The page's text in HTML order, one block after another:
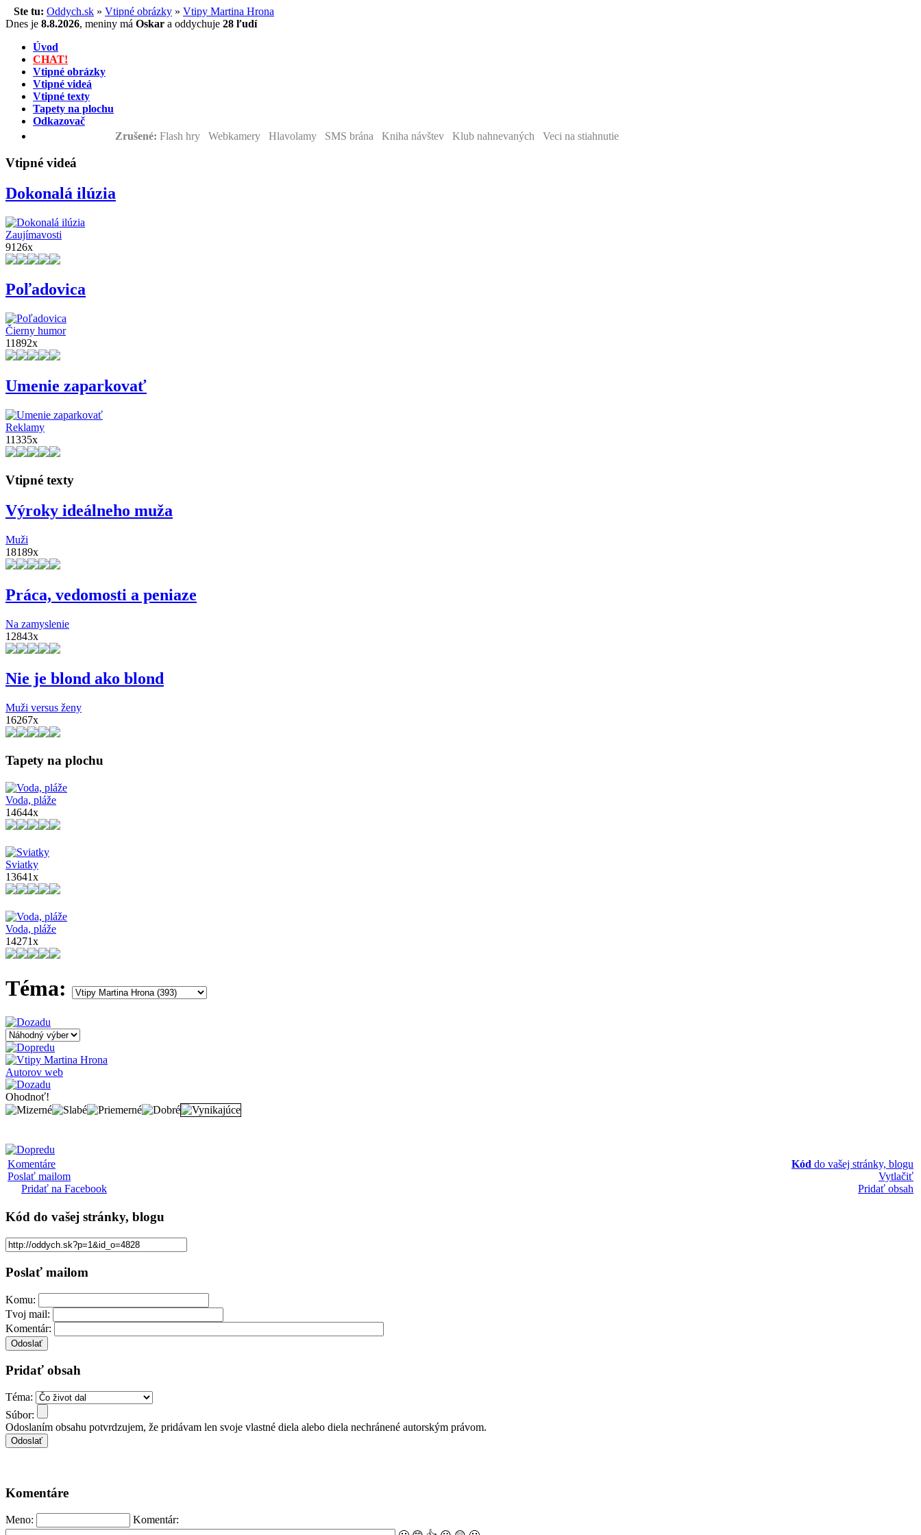
Ste tu: Oddych.sk » Vtipné obrázky » Vtipy Martina Hrona
Dnes je 8.8.2026, meniny má Oskar a oddychuje 28 ľudí
Úvod
CHAT!
Vtipné obrázky
Vtipné videá
Vtipné texty
Tapety na plochu
Odkazovač
Zrušené: Flash hry Webkamery Hlavolamy SMS brána Kniha návštev Klub nahnevaných Veci na stiahnutie
Vtipné videá
Dokonalá ilúzia
Zaujímavosti
9126x
Poľadovica
Čierny humor
11892x
Umenie zaparkovať
Reklamy
11335x
Vtipné texty
Výroky ideálneho muža
Muži
18189x
Práca, vedomosti a peniaze
Na zamyslenie
12843x
Nie je blond ako blond
Muži versus ženy
16267x
Tapety na plochu
Voda, pláže
14644x
Sviatky
13641x
Voda, pláže
14271x
Téma:
Autorov web
Ohodnoť!
Komentáre
Poslať mailom
Pridať na Facebook
Kód do vašej stránky, blogu
Vytlačiť
Pridať obsah
Kód do vašej stránky, blogu
Poslať mailom
Komu:
Tvoj mail:
Komentár:
Pridať obsah
Téma:
Súbor:
Odoslaním obsahu potvrdzujem, že pridávam len svoje vlastné diela alebo diela nechránené autorským právom.
Komentáre
Meno:
Komentár: